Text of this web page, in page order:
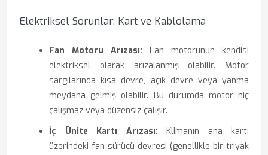
Elektriksel Sorunlar: Kart ve Kablolama
Fan Motoru Arızası: Fan motorunun kendisi
elektriksel olarak arızalanmış olabilir. Motor
sargılarında kısa devre, açık devre veya yanma
meydana gelmiş olabilir. Bu durumda motor hiç
çalışmaz veya düzensiz çalışır.
İç Ünite Kartı Arızası: Klimanın ana kartı
üzerindeki fan sürücü devresi (genellikle bir triyak